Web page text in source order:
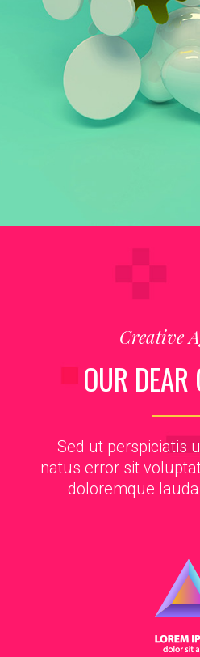
Creative
OUR DEAR
Sed ut perspiciatis
natus error sit
doloremque